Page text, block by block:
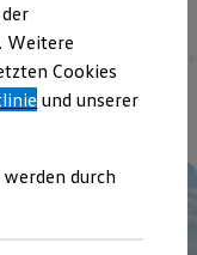
Weitere
Cookies
und unserer
durch